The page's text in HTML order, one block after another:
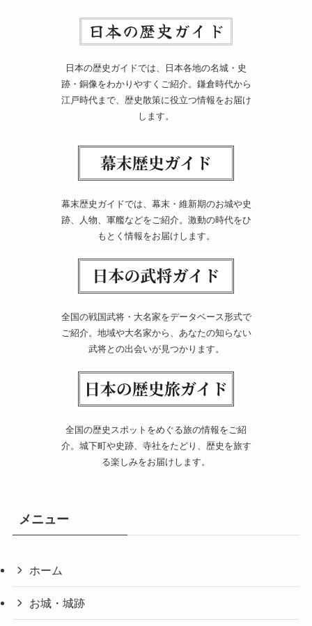
日本の歴史ガイドでは、日本各地の名城・史
跡・銅像をわかりやすくご紹介。鎌倉時代から
江戸時代まで、歴史散策に役立つ情報をお届け
します。
幕末歴史ガイドでは、幕末・維新期のお城や史
跡、人物、軍艦などをご紹介。激動の時代をひ
もとく情報をお届けします。
全国の戦国武将・大名家をデータベース形式で
ご紹介。地域や大名家から、あなたの知らない
武将との出会いが見つかります。
全国の歴史スポットをめぐる旅の情報をご紹
介。城下町や史跡、寺社をたどり、歴史を旅す
る楽しみをお届けします。
メニュー
ホーム
お城・城跡